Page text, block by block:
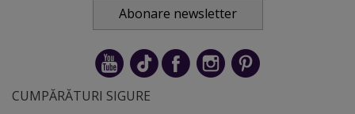
Abonare newsletter
CUMPĂRĂTURI SIGURE